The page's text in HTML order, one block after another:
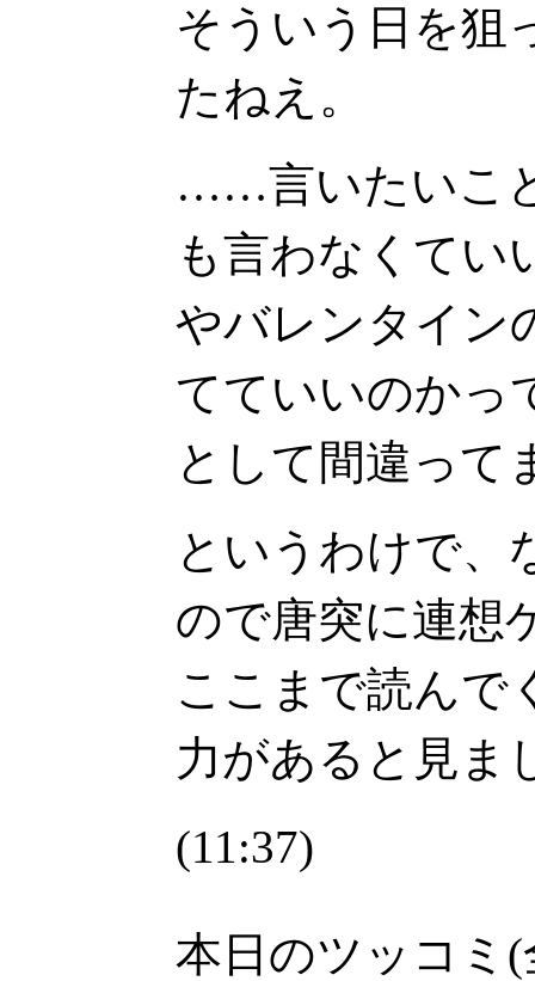
そういう日を狙
たねえ。
……言いたいこ
も言わなくてい
やバレンタイン
てていいのかっ
として間違って
というわけで、
ので唐突に連想
ここまで読んで
力があると見ま
(11:37)
本日のツッコミ(